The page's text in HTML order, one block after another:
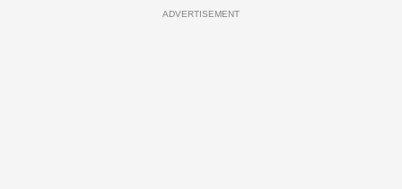
ADVERTISEMENT